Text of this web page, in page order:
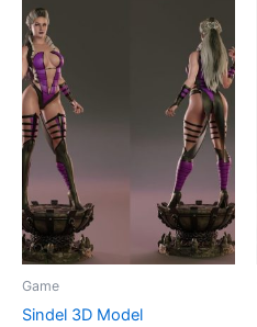
Game
Sindel 3D Model